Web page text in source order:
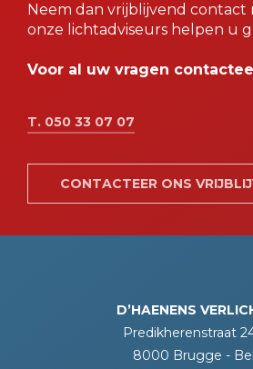
Neem dan vrijblijvend contact
onze lichtadviseurs helpen u
Voor al uw vragen
T. 050 33 07 07
CONTACTEER ONS
D’HAENENS
Predikherenstraat
8000 Brugge -